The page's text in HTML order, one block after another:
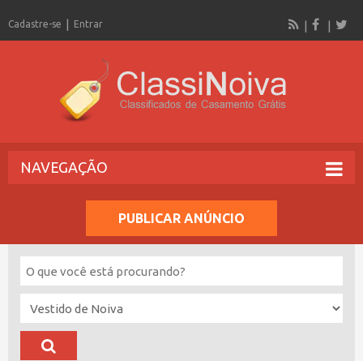
Cadastre-se Entrar
NAVEGAÇÃO
PUBLICAR ANÚNCIO